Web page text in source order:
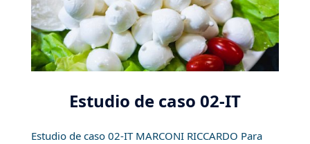
Estudio de caso 02-IT
Estudio de caso 02-IT MARCONI RICCARDO Para